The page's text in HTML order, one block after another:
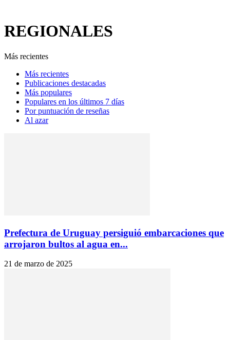
REGIONALES
Más recientes
Más recientes
Publicaciones destacadas
Más populares
Populares en los últimos 7 días
Por puntuación de reseñas
Al azar
Prefectura de Uruguay persiguió embarcaciones que
arrojaron bultos al agua en...
21 de marzo de 2025